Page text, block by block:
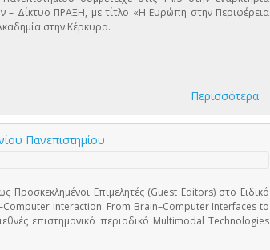
– Δίκτυο ΠΡΑΞΗ, με τίτλο «Η Ευρώπη στην Περιφέρεια
στην Κέρκυρα.
Περισσότερα
Πανεπιστημίου
Επιμελητές (Guest Editors) στο Ειδικό
Interaction: From Brain–Computer Interfaces to
επιστημονικό περιοδικό Multimodal Technologies